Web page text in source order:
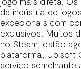
da indústria de
excecionais com
exclusivos. Muitos
no Steam, estão
plataforma, Ubisoft
serviço